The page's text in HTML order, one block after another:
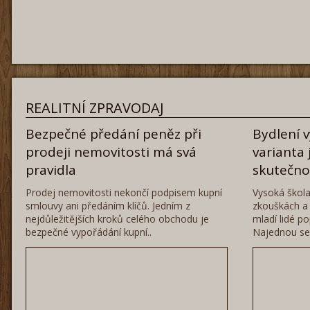
REALITNÍ ZPRAVODAJ
Bezpečné předání peněz při
prodeji nemovitosti má svá
pravidla
Prodej nemovitosti nekončí podpisem kupní
smlouvy ani předáním klíčů. Jedním z
nejdůležitějších kroků celého obchodu je
bezpečné vypořádání kupní..
Bydlení
varianta
Vysoká
zkouškách
mladí lidé
Najednou